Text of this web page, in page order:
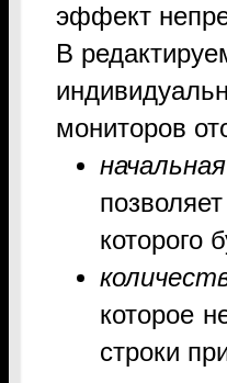
эффект
В
мониторов
которого
которое
строки